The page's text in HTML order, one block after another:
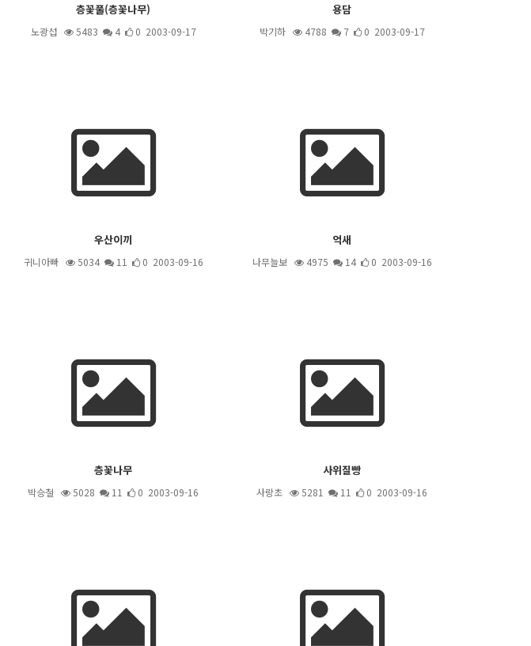
층꽃풀(층꽃나무)
노광섭 5483 4 0 2003-09-17
용담
박기하 4788 7 0 2003-09-17
우산이끼
귀니아빠 5034 11 0 2003-09-16
억새
나무늘보 4975 14 0 2003-09-16
층꽃나무
박승철 5028 11 0 2003-09-16
사위질빵
사랑초 5281 11 0 2003-09-16